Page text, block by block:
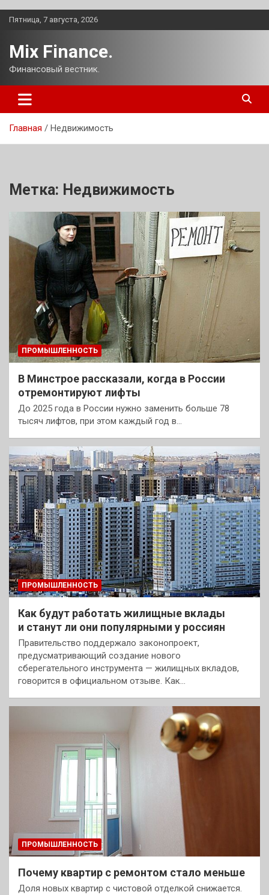
Перейти
Пятница, 7 августа, 2026
Mix Finance.
Финансовый вестник.
Главная Недвижимость
Метка: Недвижимость
ПРОМЫШЛЕННОСТЬ
В Минстрое рассказали, когда в России
отремонтируют лифты
До 2025 года в России нужно заменить больше 78
тысяч лифтов, при этом каждый год в…
ПРОМЫШЛЕННОСТЬ
Как будут работать жилищные вклады
и станут ли они популярными у россиян
Правительство поддержало законопроект,
предусматривающий создание нового
сберегательного инструмента — жилищных вкладов,
говорится в официальном отзыве. Как…
ПРОМЫШЛЕННОСТЬ
Почему квартир с ремонтом стало меньше
Доля новых квартир с чистовой отделкой снижается.